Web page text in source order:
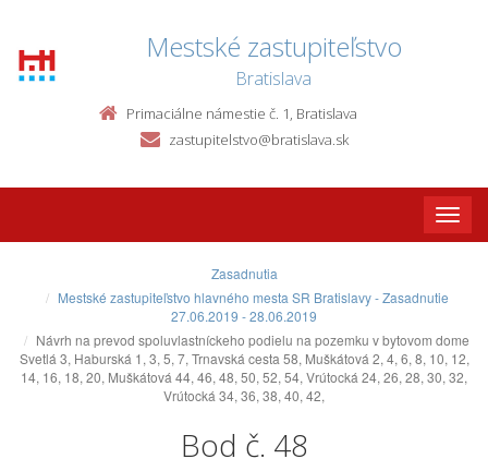
Mestské zastupiteľstvo
Bratislava
Primaciálne námestie č. 1, Bratislava
zastupitelstvo@bratislava.sk
Toggle
Zasadnutia
Mestské zastupiteľstvo hlavného mesta SR Bratislavy - Zasadnutie
27.06.2019 - 28.06.2019
Návrh na prevod spoluvlastníckeho podielu na pozemku v bytovom dome
Svetlá 3, Haburská 1, 3, 5, 7, Trnavská cesta 58, Muškátová 2, 4, 6, 8, 10, 12,
14, 16, 18, 20, Muškátová 44, 46, 48, 50, 52, 54, Vrútocká 24, 26, 28, 30, 32,
Vrútocká 34, 36, 38, 40, 42,
Bod č. 48